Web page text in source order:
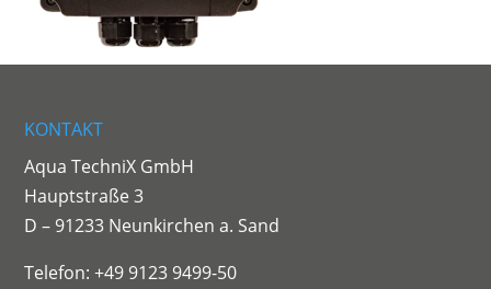
KONTAKT
Aqua TechniX GmbH
Hauptstraße 3
D – 91233 Neunkirchen a. Sand
Telefon: +49 9123 9499-50